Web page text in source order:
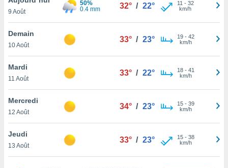
et
»,
au
vous
qu'ils
ou
le
ainsi
9 Août
50%
0.4 mm
32° / 22° 11 - 32
km/h
Demain
10 Août
33° / 23° 19- 42
km/h
Mardi
11 Août
33° / 22° 18- 41
km/h
Mercredi
12 Août
34° / 23° 15- 39
km/h
Jeudi
13 Août
33° / 23° 15- 38
km/h